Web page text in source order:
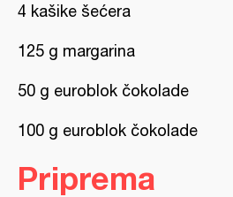
4 kašike šećera
125 g margarina
50 g euroblok čokolade
100 g euroblok čokolade
Priprema